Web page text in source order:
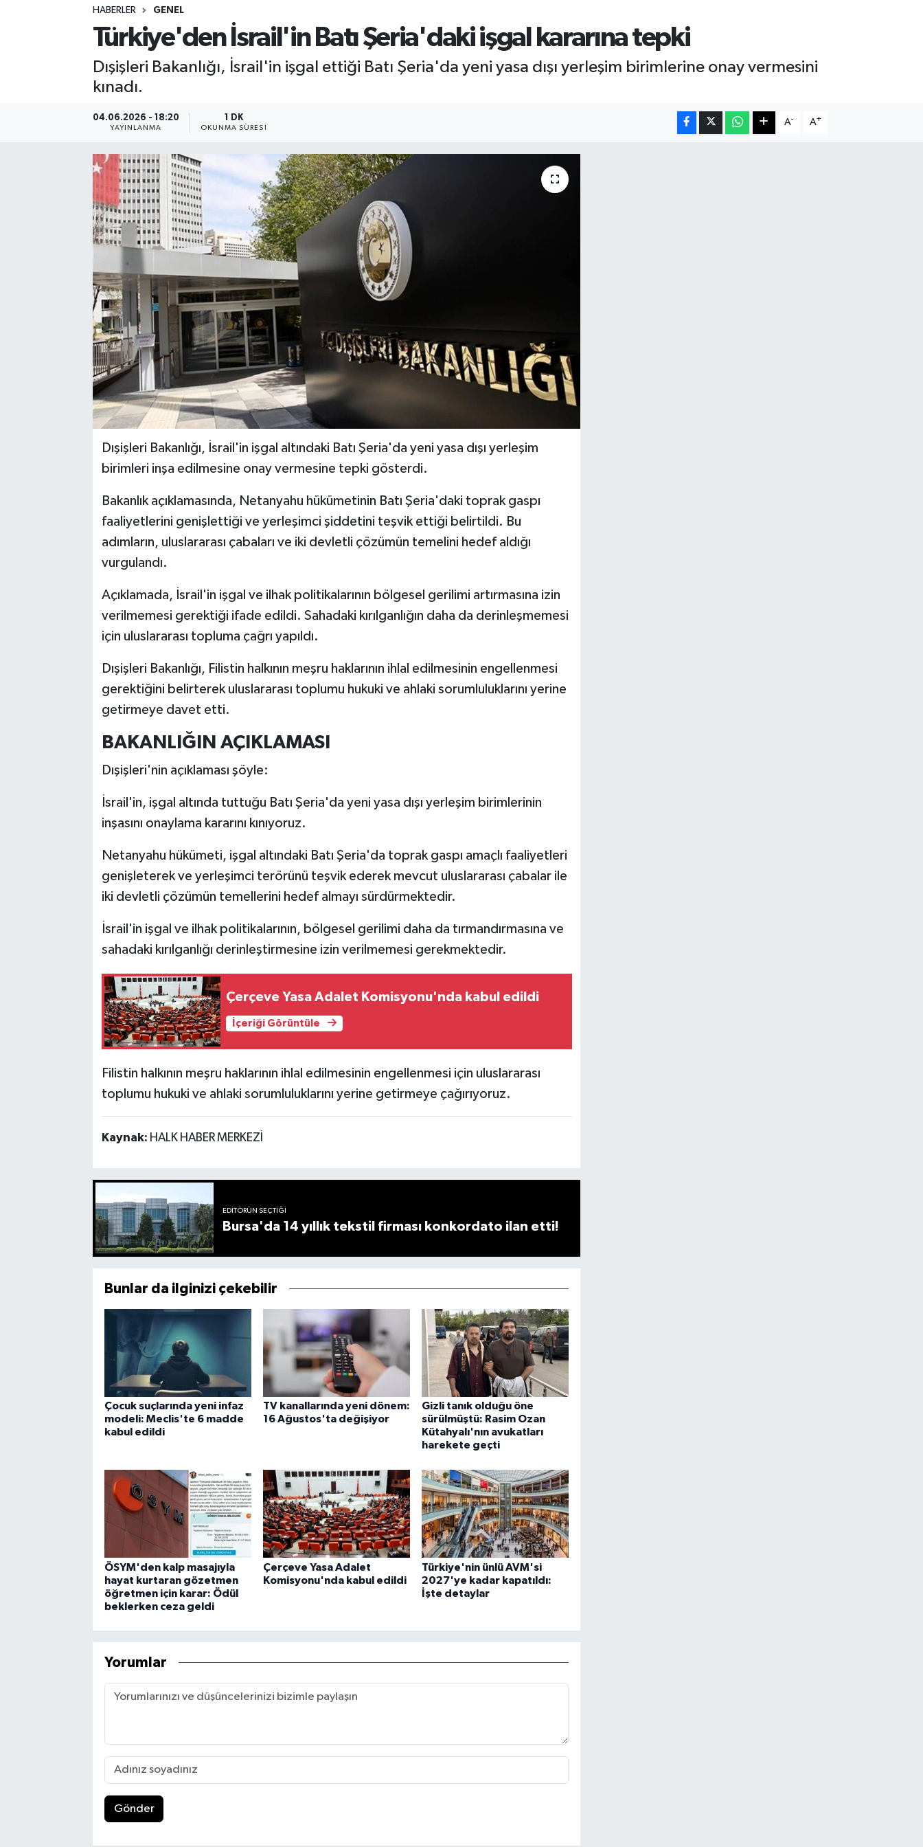
HABERLER GENEL
Türkiye'den İsrail'in Batı Şeria'daki işgal kararına tepki
Dışişleri Bakanlığı, İsrail'in işgal ettiği Batı Şeria'da yeni yasa dışı yerleşim birimlerine onay vermesini
kınadı.
04.06.2026 - 18:20
YAYINLANMA
1 DK
OKUNMA SÜRESI
A- A+
Dışişleri Bakanlığı, İsrail'in işgal altındaki Batı Şeria'da yeni yasa dışı yerleşim
birimleri inşa edilmesine onay vermesine tepki gösterdi.
Bakanlık açıklamasında, Netanyahu hükümetinin Batı Şeria'daki toprak gaspı
faaliyetlerini genişlettiği ve yerleşimci şiddetini teşvik ettiği belirtildi. Bu
adımların, uluslararası çabaları ve iki devletli çözümün temelini hedef aldığı
vurgulandı.
Açıklamada, İsrail'in işgal ve ilhak politikalarının bölgesel gerilimi artırmasına izin
verilmemesi gerektiği ifade edildi. Sahadaki kırılganlığın daha da derinleşmemesi
için uluslararası topluma çağrı yapıldı.
Dışişleri Bakanlığı, Filistin halkının meşru haklarının ihlal edilmesinin engellenmesi
gerektiğini belirterek uluslararası toplumu hukuki ve ahlaki sorumluluklarını yerine
getirmeye davet etti.
BAKANLIĞIN AÇIKLAMASI
Dışişleri'nin açıklaması şöyle:
İsrail'in, işgal altında tuttuğu Batı Şeria'da yeni yasa dışı yerleşim birimlerinin
inşasını onaylama kararını kınıyoruz.
Netanyahu hükümeti, işgal altındaki Batı Şeria'da toprak gaspı amaçlı faaliyetleri
genişleterek ve yerleşimci terörünü teşvik ederek mevcut uluslararası çabalar ile
iki devletli çözümün temellerini hedef almayı sürdürmektedir.
İsrail'in işgal ve ilhak politikalarının, bölgesel gerilimi daha da tırmandırmasına ve
sahadaki kırılganlığı derinleştirmesine izin verilmemesi gerekmektedir.
Çerçeve Yasa Adalet Komisyonu'nda kabul edildi
İçeriği Görüntüle
Filistin halkının meşru haklarının ihlal edilmesinin engellenmesi için uluslararası
toplumu hukuki ve ahlaki sorumluluklarını yerine getirmeye çağırıyoruz.
Kaynak: HALK HABER MERKEZİ
EDITÖRÜN SEÇTIĞI
Bursa'da 14 yıllık tekstil firması konkordato ilan etti!
Bunlar da ilginizi çekebilir
Çocuk suçlarında yeni infaz
modeli: Meclis'te 6 madde
kabul edildi
TV kanallarında yeni dönem:
16 Ağustos'ta değişiyor
Gizli tanık olduğu öne
sürülmüştü: Rasim Ozan
Kütahyalı'nın avukatları
harekete geçti
ÖSYM'den kalp masajıyla
hayat kurtaran gözetmen
öğretmen için karar: Ödül
beklerken ceza geldi
Çerçeve Yasa Adalet
Komisyonu'nda kabul edildi
Türkiye'nin ünlü AVM'si
2027'ye kadar kapatıldı:
İşte detaylar
Yorumlar
Gönder